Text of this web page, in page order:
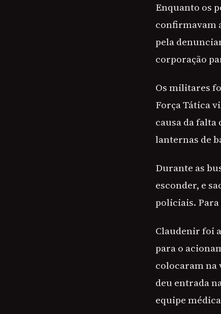
Enquanto os
confirmavam
pela
corporação
Os militares
Força Tática
causa da
lanternas de
Durante as
esconder, e
policiais.
Claudenir foi
para o
colocaram na
deu entrada
equipe